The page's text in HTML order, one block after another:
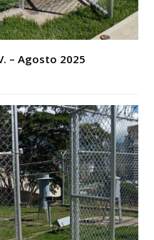
– Agosto 2025